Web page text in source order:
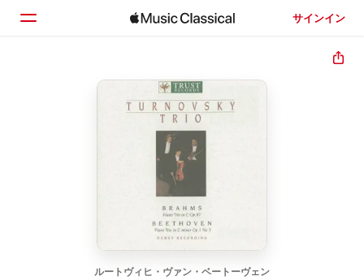
サインイン
ルートヴィヒ・ヴァン・ベートーヴェン